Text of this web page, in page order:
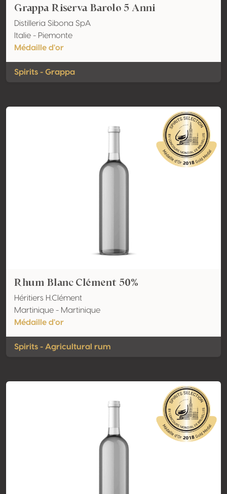
Grappa Riserva Barolo 5 Anni
Distilleria Sibona SpA
Italie - Piemonte
Médaille d'or
Spirits - Grappa
Rhum Blanc Clément 50%
Héritiers H.Clément
Martinique - Martinique
Médaille d'or
Spirits - Agricultural rum